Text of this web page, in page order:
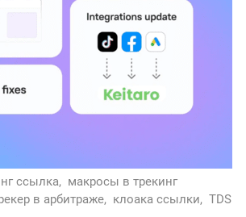
ссылка, макросы в трекинг
в арбитраже, клоака ссылки, TDS